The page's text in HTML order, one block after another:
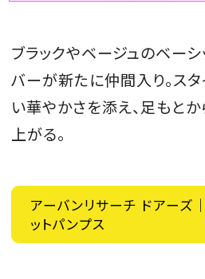
ブラックやベージュのベーシ
バーが新たに仲間入り。ス
い華やかさを添え、足もと
上がる。
アーバンリサーチ ドアーズ
ットパンプス